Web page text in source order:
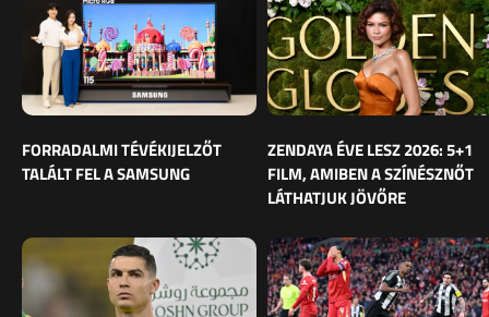
FORRADALMI TÉVÉKIJELZŐT
TALÁLT FEL A SAMSUNG
ZENDAYA ÉVE LESZ 2026: 5+1
FILM, AMIBEN A SZÍNÉSZNŐT
LÁTHATJUK JÖVŐRE